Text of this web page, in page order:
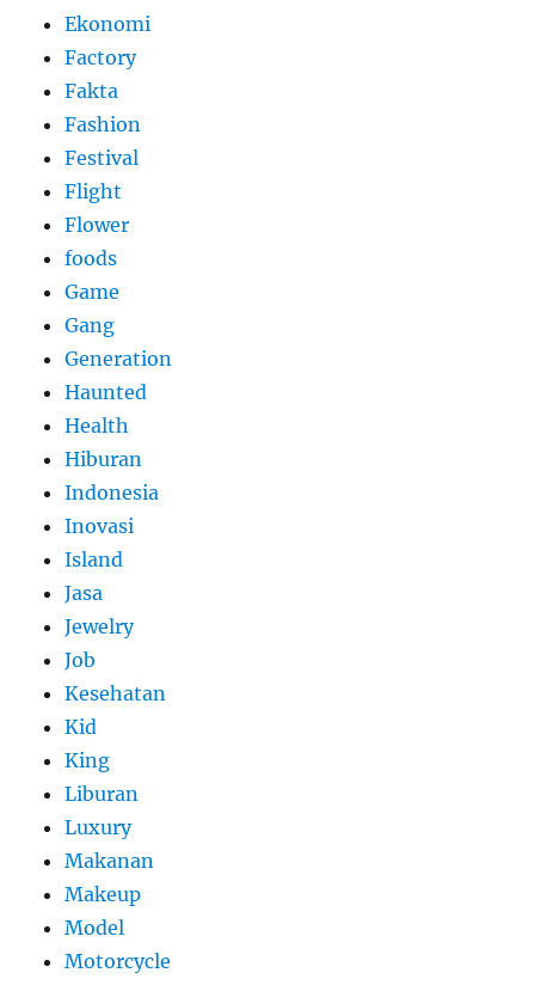
Ekonomi
Factory
Fakta
Fashion
Festival
Flight
Flower
foods
Game
Gang
Generation
Haunted
Health
Hiburan
Indonesia
Inovasi
Island
Jasa
Jewelry
Job
Kesehatan
Kid
King
Liburan
Luxury
Makanan
Makeup
Model
Motorcycle